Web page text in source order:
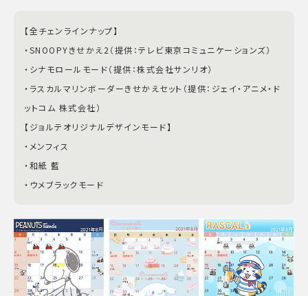
【全チェンラインナップ】
・SNOOPYきせかえ2（提供：テレビ東京コミュニケーションズ）
・シナモロールモード（提供：株式会社サンリオ）
・ラスカルマリンボーダーきせかえセット（提供：ジェイ・アニメ・ド
ットコム 株式会社）
【ジョルテオリジナルデザインモード】
・メンフィス
・和紙 藍
・ウメブラックモード